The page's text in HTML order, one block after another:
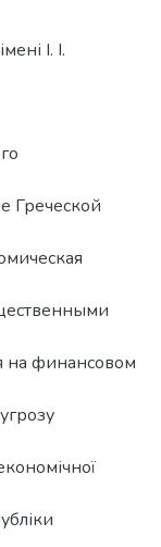
І. І.
Греческой
на финансовом